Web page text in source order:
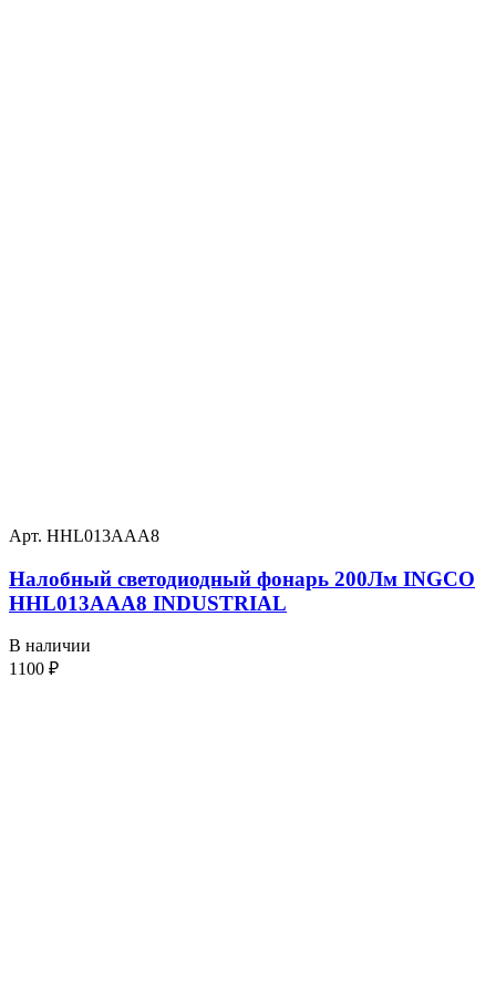
Арт. HHL013AAA8
Налобный светодиодный фонарь 200Лм INGCO
HHL013AAA8 INDUSTRIAL
В наличии
1100 ₽